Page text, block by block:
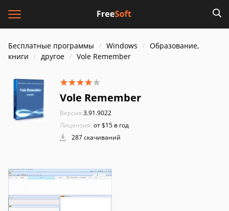
Бесплатные программы Windows
Образование,
книги
другое Vole Remember
Vole Remember
Версия:3.91.9022
Лицензия: от $15 в год
287 скачиваний